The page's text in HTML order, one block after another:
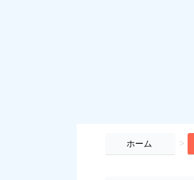
ホーム >